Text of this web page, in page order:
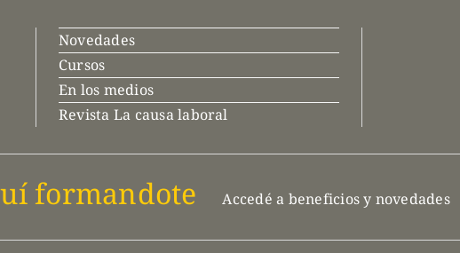
Novedades
Cursos
En los medios
Revista La causa laboral
formandote Accedé a beneficios y novedades